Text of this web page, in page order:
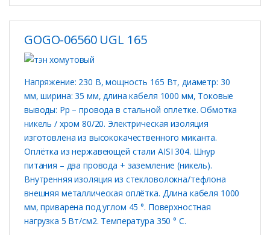
GOGO-06560 UGL 165
Напряжение: 230 В, мощность 165 Вт, диаметр: 30
мм, ширина: 35 мм, длина кабеля 1000 мм, Токовые
выводы: Рр – провода в стальной оплетке. Обмотка
никель / хром 80/20. Электрическая изоляция
изготовлена ​​из высококачественного миканта.
Оплётка из нержавеющей стали AISI 304. Шнур
питания – два провода + заземление (никель).
Внутренняя изоляция из стекловолокна/тефлона
внешняя металлическая оплётка. Длина кабеля 1000
мм, приварена под углом 45 °. Поверхностная
нагрузка 5 Вт/см2. Температура 350 ° C.